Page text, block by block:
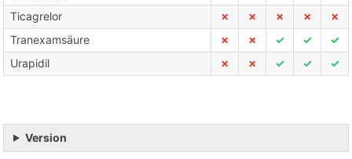
Ticagrelor
✗ ✗ ✗ ✗
✗
Tranexamsäure
✗ ✗ ✓ ✓
✓
Urapidil
✗ ✗ ✓ ✓ ✓
Version